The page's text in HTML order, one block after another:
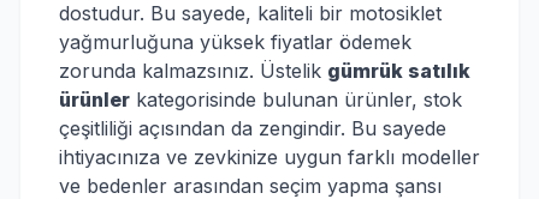
dostudur. Bu sayede, kaliteli bir motosiklet
yağmurluğuna yüksek fiyatlar ödemek
zorunda kalmazsınız. Üstelik gümrük satılık
ürünler kategorisinde bulunan ürünler, stok
çeşitliliği açısından da zengindir. Bu sayede
ihtiyacınıza ve zevkinize uygun farklı modeller
ve bedenler arasından seçim yapma şansı